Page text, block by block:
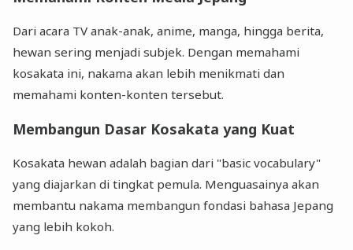
Dari acara TV anak-anak, anime, manga, hingga berita,
hewan sering menjadi subjek. Dengan memahami
kosakata ini, nakama akan lebih menikmati dan
memahami konten-konten tersebut.
Membangun Dasar Kosakata yang Kuat
Kosakata hewan adalah bagian dari "basic vocabulary"
yang diajarkan di tingkat pemula. Menguasainya akan
membantu nakama membangun fondasi bahasa Jepang
yang lebih kokoh.